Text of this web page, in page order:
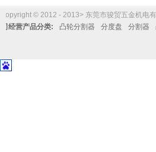
Copyright © 2012 - 2013> 东莞市骏贸五金机电
经营产品分类:
凸轮分割器 分度盘 分割器